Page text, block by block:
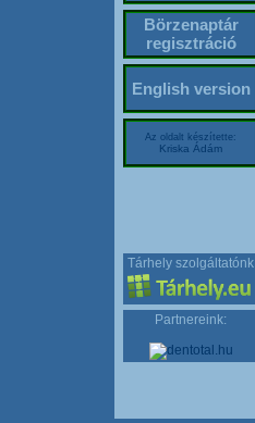
Börzenaptár
regisztráció
English version
Az oldalt készítette:
Kriska Ádám
Tárhely szolgáltatónk
Partnereink: